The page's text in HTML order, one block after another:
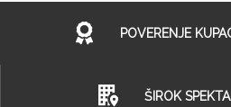
POVERENJE
ŠIROK